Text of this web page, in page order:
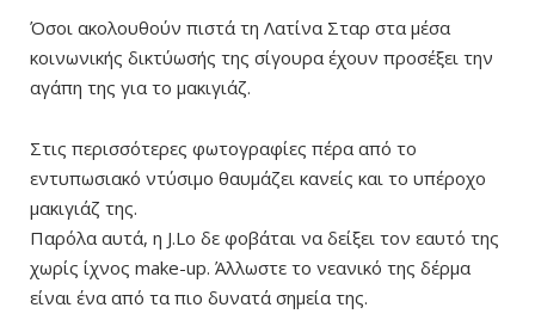
Όσοι ακολουθούν πιστά τη Λατίνα Σταρ στα μέσα
κοινωνικής δικτύωσής της σίγουρα έχουν προσέξει την
αγάπη της για το μακιγιάζ.
Στις περισσότερες φωτογραφίες πέρα από το
εντυπωσιακό ντύσιμο θαυμάζει κανείς και το υπέροχο
μακιγιάζ της.
Παρόλα αυτά, η J.Lo δε φοβάται να δείξει τον εαυτό της
χωρίς ίχνος make-up. Άλλωστε το νεανικό της δέρμα
είναι ένα από τα πιο δυνατά σημεία της.